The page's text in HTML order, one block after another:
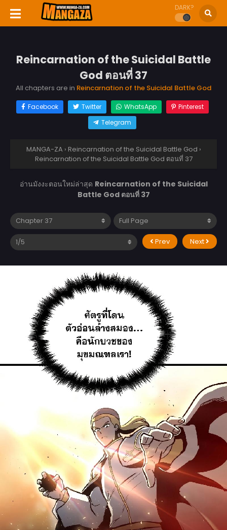
DARK?
Reincarnation of the Suicidal Battle
God ตอนที่ 37
All chapters are in Reincarnation of the Suicidal Battle God
Facebook Twitter WhatsApp
Pinterest
Telegram
MANGA-ZA › Reincarnation of the Suicidal Battle God ›
Reincarnation of the Suicidal Battle God ตอนที่ 37
อ่านมังงะตอนใหม่ล่าสุด Reincarnation of the Suicidal
Battle God ตอนที่ 37
Prev Next